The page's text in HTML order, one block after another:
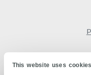
This website uses cookies